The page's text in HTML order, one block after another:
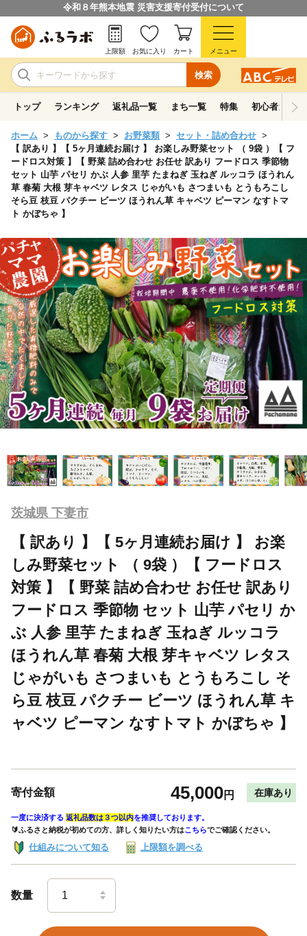
令和８年熊本地震 災害支援寄付受付について
検索
上限額 お気に入り カート メニュー
トップ ランキング 返礼品一覧 まち一覧 特集 初心者ガイド
ホーム ものから探す お野菜類
セット・詰め合わせ
【 訳あり 】【 5ヶ月連続お届け 】 お楽しみ野菜セット （ 9袋 ）【 フ
ードロス対策 】【 野菜 詰め合わせ お任せ 訳あり フードロス 季節物
セット 山芋 パセリ かぶ 人参 里芋 たまねぎ 玉ねぎ ルッコラ ほうれん
草 春菊 大根 芽キャベツ レタス じゃがいも さつまいも とうもろこし
そら豆 枝豆 パクチー ビーツ ほうれん草 キャベツ ピーマン なすトマ
ト かぼちゃ 】
茨城県 下妻市
【 訳あり 】【 5ヶ月連続お届け 】 お楽
しみ野菜セット （ 9袋 ）【 フードロス
対策 】【 野菜 詰め合わせ お任せ 訳あり
フードロス 季節物 セット 山芋 パセリ か
ぶ 人参 里芋 たまねぎ 玉ねぎ ルッコラ
ほうれん草 春菊 大根 芽キャベツ レタス
じゃがいも さつまいも とうもろこし そ
ら豆 枝豆 パクチー ビーツ ほうれん草 キ
ャベツ ピーマン なすトマト かぼちゃ 】
寄付金額 45,000円 在庫あり
一度に決済する 返礼品数は３つ以内を推奨しております。
🔰ふるさと納税が初めての方、詳しく知りたい方はこちらでご確認ください。
仕組みについて知る 上限額を調べる
数量